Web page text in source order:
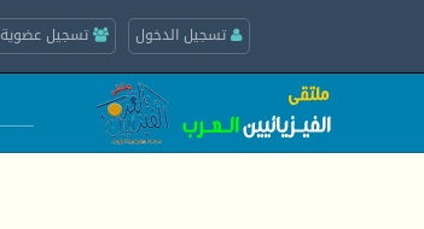
تسجيل الدخول تسجيل عضوية